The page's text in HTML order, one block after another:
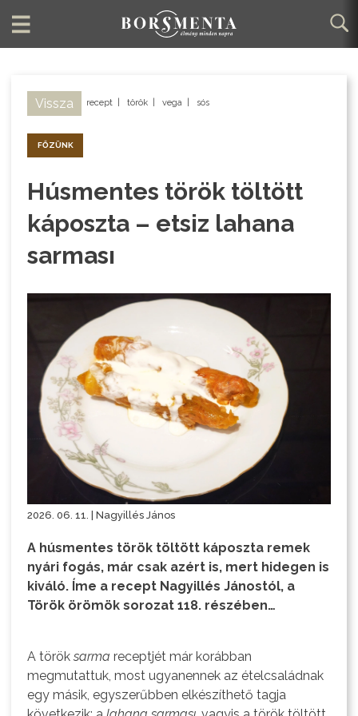
Vissza recept török vega sós
FŐZÜNK
Húsmentes török töltött
káposzta – etsiz lahana
sarması
2026. 06. 11. | Nagyillés János
A húsmentes török töltött káposzta remek
nyári fogás, már csak azért is, mert hidegen is
kiváló. Íme a recept Nagyillés Jánostól, a
Török örömök sorozat 118. részében…
A töröksarmareceptjét már korábban
megmutattuk, most ugyanennek az ételcsaládnak
egy másik, egyszerűbben elkészíthető tagja